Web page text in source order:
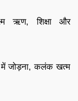
ऋण, शिक्षा और
में जोड़ना, कलंक खत्म